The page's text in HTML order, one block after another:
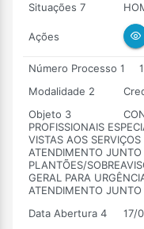
Situações 7
Ações
Número Processo 1
Modalidade 2
Objeto 3
PROFISSIONAIS
VISTAS AOS
ATENDIMENTO
PLANTÕES/
GERAL PARA
ATENDIMENTO JUNTO
Data Abertura 4
17/